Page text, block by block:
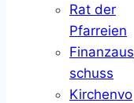
Rat der
Pfarreien
Finanzaus
schuss
Kirchenvo